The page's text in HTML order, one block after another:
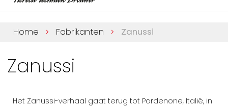
Home Fabrikanten Zanussi
Zanussi
Het Zanussi-verhaal gaat terug tot Pordenone, Italië, in